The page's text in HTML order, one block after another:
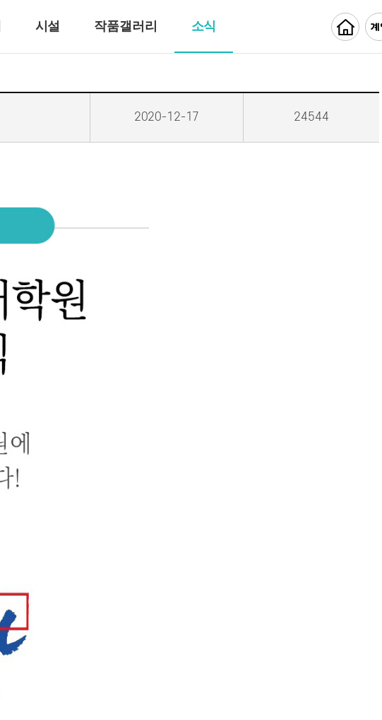
시설 작품갤러리 소식
2020-12-17 24544